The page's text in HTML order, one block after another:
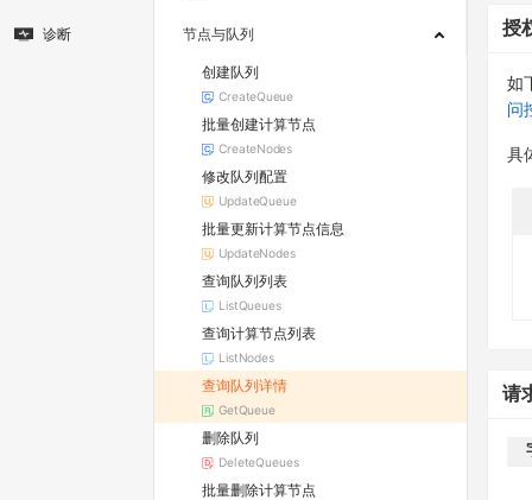
诊断 节点与队列
创建队列
CreateQueue
批量创建计算节点
CreateNodes
修改队列配置
UpdateQueue
批量更新计算节点信息
UpdateNodes
查询队列列表
ListQueues
查询计算节点列表
ListNodes
查询队列详情
GetQueue
删除队列
DeleteQueues
批量删除计算节点
授
如
问
具
请